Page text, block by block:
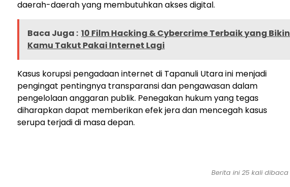
daerah-daerah yang membutuhkan akses digital.
Baca Juga : 10 Film Hacking & Cybercrime Terbaik yang Bikin
Kamu Takut Pakai Internet Lagi
Kasus korupsi pengadaan internet di Tapanuli Utara ini menjadi
pengingat pentingnya transparansi dan pengawasan dalam
pengelolaan anggaran publik. Penegakan hukum yang tegas
diharapkan dapat memberikan efek jera dan mencegah kasus
serupa terjadi di masa depan.
Berita ini 25 kali dibaca